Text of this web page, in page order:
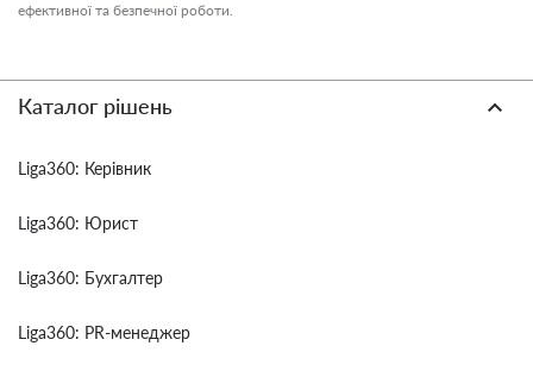
ефективної та безпечної роботи.
Каталог рішень
Liga360: Керівник
Liga360: Юрист
Liga360: Бухгалтер
Liga360: PR-менеджер